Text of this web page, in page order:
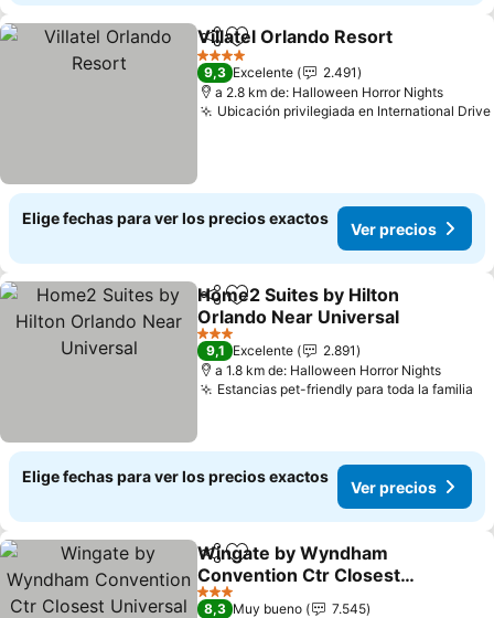
CompartirAgregar a favoritos
Villatel Orlando Resort
4 Estrellas
9,3 Excelente
2.491
a 2.8 km de: Halloween Horror Nights
Ubicación privilegiada en International Drive
Elige fechas para ver los precios exactos
Ver precios
CompartirAgregar a favoritos
Home2 Suites by Hilton
Orlando Near Universal
Ver precios
3 Estrellas
9,1 Excelente
2.891
a 1.8 km de: Halloween Horror Nights
Estancias pet-friendly para toda la familia
Elige fechas para ver los precios exactos
Ver precios
CompartirAgregar a favoritos
Wingate by Wyndham
Convention Ctr Closest
Universal Orlando
Ver precios
3 Estrellas
8,3 Muy bueno
7.545